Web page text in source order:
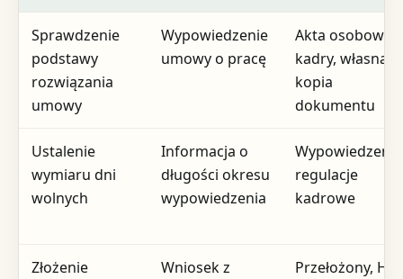
Sprawdzenie
podstawy
rozwiązania
umowy
Wypowiedzenie
umowy o pracę
Akta osobowe,
kadry, własna
kopia
dokumentu
Ustalenie
wymiaru dni
wolnych
Informacja o
długości okresu
wypowiedzenia
regulacje
kadrowe
Złożenie
Wniosek z
Przełożony, HR,